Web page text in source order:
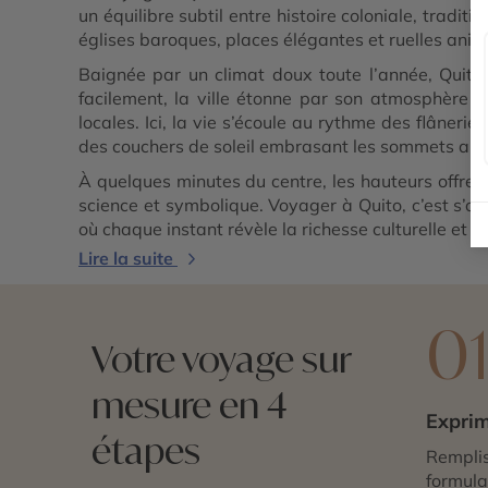
un équilibre subtil entre histoire coloniale,
églises baroques, places élégantes et ruelles
Baignée par un climat doux toute l’année,
facilement, la ville étonne par son atmosphère
locales. Ici, la vie s’écoule au rythme des
des couchers de soleil embrasant les sommets
À quelques minutes du centre, les hauteurs
science et symbolique. Voyager à Quito, c’est
où chaque instant révèle la richesse culturelle et
Lire la suite
Votre voyage sur
mesure en 4
étapes
01